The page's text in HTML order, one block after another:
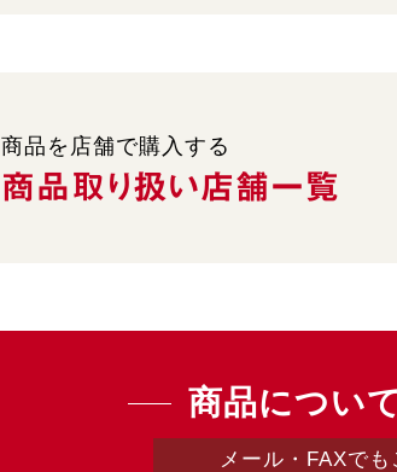
商品を店舗で購入する
商品取り扱い店舗一覧
商品につい
メール・FAXで